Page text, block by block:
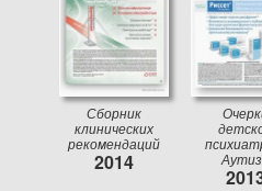
Сборник
клинических
рекомендаций
2014